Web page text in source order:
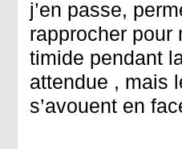
j’en passe,
rapprocher pour
timide pendant
attendue , mais
s’avouent en